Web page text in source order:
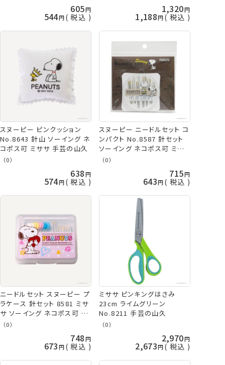
605
544 税込
1,320
1,188 税込
スヌーピー ピンクッション
No.8643 針山 ソーイング ネ
コポス可 ミササ 手芸の山久
（0）
638
574 税込
スヌーピー ニードルセット コ
ンパクト No.8587 針セット
ソーイング ネコポス可 ミサ
サ 手芸の山久
（0）
715
643 税込
ニードルセット スヌーピー プ
ラケース 針セット 8581 ミサ
サ ソーイング ネコポス可 手
芸の山久
（0）
748
673 税込
ミササ ピンキングはさみ
23cm ライムグリーン
No.8211 手芸の山久
（0）
2,970
2,673 税込